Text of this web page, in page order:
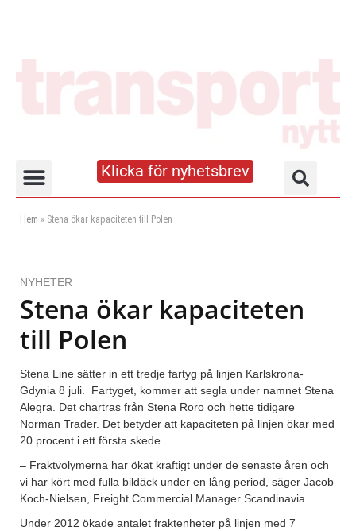
Klicka för nyhetsbrev
Hem » Stena ökar kapaciteten till Polen
NYHETER
Stena ökar kapaciteten
till Polen
Stena Line sätter in ett tredje fartyg på linjen Karlskrona-
Gdynia 8 juli. Fartyget, kommer att segla under namnet Stena
Alegra. Det chartras från Stena Roro och hette tidigare
Norman Trader. Det betyder att kapaciteten på linjen ökar med
20 procent i ett första skede.
– Fraktvolymerna har ökat kraftigt under de senaste åren och
vi har kört med fulla bildäck under en lång period, säger Jacob
Koch-Nielsen, Freight Commercial Manager Scandinavia.
Under 2012 ökade antalet fraktenheter på linjen med 7